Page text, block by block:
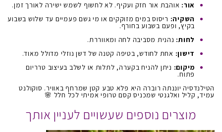
אור: אוהבת אור חזק ועקיף. לא לחשוף לשמש ישירה לאורך זמן.
השקיה: ריסוס במים מזוקקים או מי גשם פעמיים עד שלוש בשבוע
בקיץ, ופעם בשבוע בחורף.
לחות: נהנית מסביבה לחה ומאווררת.
דישון: אחת לחודש, בטיפה קטנה של דשן נוזלי מדולל מאוד.
מיקום: ניתן להניח בקערה, לתלות או לשלב בעיצוב טרריום
פתוח.
הטילנדסיה יוננתה רוברה היא פלא טבע קטן שמרחף באוויר. סוקולנט
עמיד, קליל ואלגנטי שמכניס קסם טרופי אמיתי לכל חלל 🌸
מוצרים נוספים שעשויים לעניין אותך